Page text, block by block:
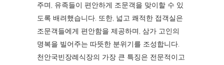
주며, 유족들이 편안하게 조문객을 맞이할 수 있
도록 배려했습니다. 또한, 넓고 쾌적한 접객실은
조문객들에게 편안함을 제공하며, 삼가 고인의
명복을 빌어주는 따뜻한 분위기를 조성합니다.
천안국빈장례식장의 가장 큰 특징은 전문적이고